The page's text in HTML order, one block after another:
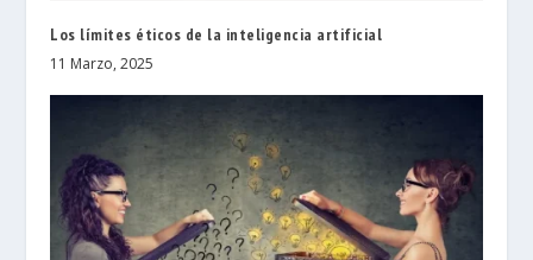
Los límites éticos de la inteligencia artificial
11 Marzo, 2025